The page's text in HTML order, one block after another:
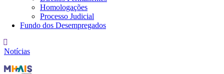
Homologações
Processo Judicial
Fundo dos Desempregados
Notícias